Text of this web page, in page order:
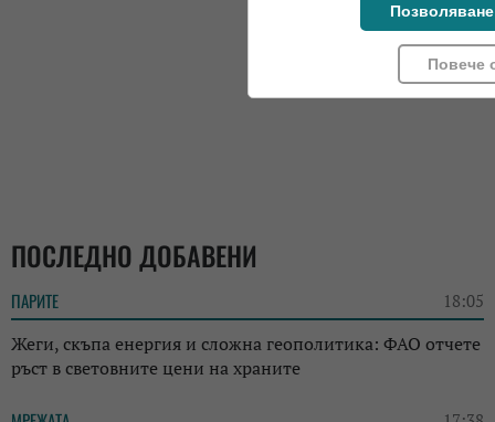
ПОСЛЕДНО ДОБАВЕНИ
ПАРИТЕ 18:05
Жеги, скъпа енергия и сложна геополитика: ФАО отчете
ръст в световните цени на храните
Повече